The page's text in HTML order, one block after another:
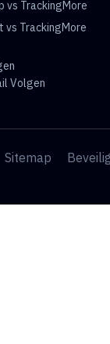
vs TrackingMore
vs TrackingMore
Volgen
Sitemap